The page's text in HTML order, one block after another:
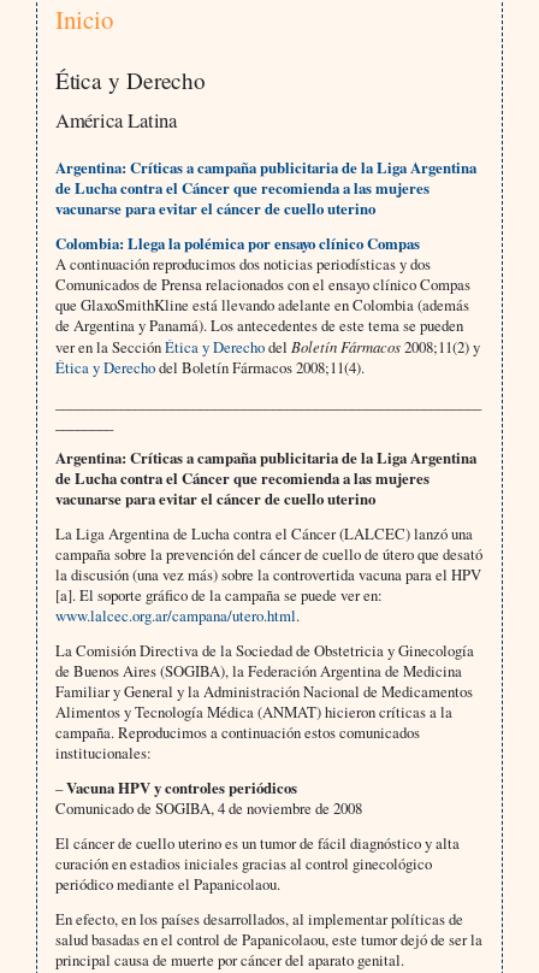
Inicio
Ética y Derecho
América Latina
Argentina: Críticas a campaña publicitaria de la Liga Argentina
de Lucha contra el Cáncer que recomienda a las mujeres
vacunarse para evitar el cáncer de cuello uterino
Colombia: Llega la polémica por ensayo clínico Compas
A continuación reproducimos dos noticias periodísticas y dos
Comunicados de Prensa relacionados con el ensayo clínico Compas
que GlaxoSmithKline está llevando adelante en Colombia (además
de Argentina y Panamá). Los antecedentes de este tema se pueden
ver en la SecciónÉtica y Derechodel Boletín Fármacos2008;11(2) y
Ética y Derechodel Boletín Fármacos 2008;11(4).
Argentina: Críticas a campaña publicitaria de la Liga Argentina
de Lucha contra el Cáncer que recomienda a las mujeres
vacunarse para evitar el cáncer de cuello uterino
La Liga Argentina de Lucha contra el Cáncer (LALCEC) lanzó una
campaña sobre la prevención del cáncer de cuello de útero que desató
la discusión (una vez más) sobre la controvertida vacuna para el HPV
[a]. El soporte gráfico de la campaña se puede ver en:
www.lalcec.org.ar/campana/utero.html.
La Comisión Directiva de la Sociedad de Obstetricia y Ginecología
de Buenos Aires (SOGIBA), la Federación Argentina de Medicina
Familiar y General y la Administración Nacional de Medicamentos
Alimentos y Tecnología Médica (ANMAT) hicieron críticas a la
campaña. Reproducimos a continuación estos comunicados
institucionales:
–Vacuna HPV y controles periódicos
Comunicado de SOGIBA, 4 de noviembre de 2008
El cáncer de cuello uterino es un tumor de fácil diagnóstico y alta
curación en estadios iniciales gracias al control ginecológico
periódico mediante el Papanicolaou.
En efecto, en los países desarrollados, al implementar políticas de
salud basadas en el control de Papanicolaou, este tumor dejó de ser la
principal causa de muerte por cáncer del aparato genital.